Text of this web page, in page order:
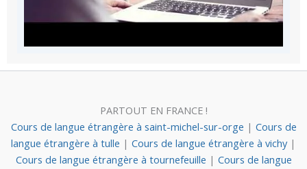
PARTOUT EN FRANCE !
Cours de langue étrangère à saint-michel-sur-orge | Cours de
langue étrangère à tulle | Cours de langue étrangère à vichy |
Cours de langue étrangère à tournefeuille | Cours de langue